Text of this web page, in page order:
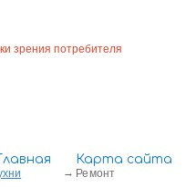
Карта сайта
зрения потребителя
Ремонт